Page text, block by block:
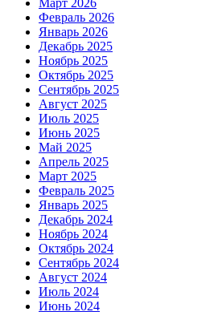
Февраль 2026
Январь 2026
Декабрь 2025
Ноябрь 2025
Октябрь 2025
Сентябрь 2025
Август 2025
Июль 2025
Июнь 2025
Май 2025
Апрель 2025
Март 2025
Февраль 2025
Январь 2025
Декабрь 2024
Ноябрь 2024
Октябрь 2024
Сентябрь 2024
Август 2024
Июль 2024
Июнь 2024